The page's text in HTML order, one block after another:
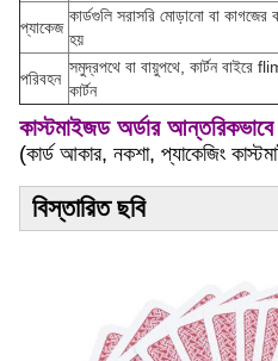
প্যাকেজ
কার্ডগুলি সরাসরি মোড়ানো বা কাগজের
হয়
পরিবহন
সমুদ্রপথে বা বায়ুপথে, কার্টন বাইরে
কার্টন
কাস্টমাইজড অর্ডার
(কার্ড আকার, নকশা, প্যাকেজিং
বিস্তারিত ছবি